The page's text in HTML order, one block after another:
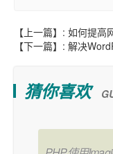
【上一篇】: 如何提高
【下一篇】: 解决
猜你喜欢